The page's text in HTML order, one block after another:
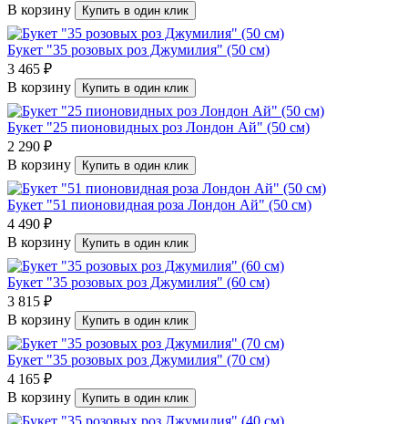
В корзину
Купить в один клик
Букет "35 розовых роз Джумилия" (50 см)
3 465 ₽
В корзину
Купить в один клик
Букет "25 пионовидных роз Лондон Ай" (50 см)
2 290 ₽
В корзину
Купить в один клик
Букет "51 пионовидная роза Лондон Ай" (50 см)
4 490 ₽
В корзину
Купить в один клик
Букет "35 розовых роз Джумилия" (60 см)
3 815 ₽
В корзину
Купить в один клик
Букет "35 розовых роз Джумилия" (70 см)
4 165 ₽
В корзину
Купить в один клик